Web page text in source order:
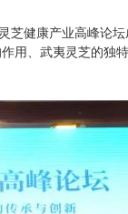
健康产业高峰论坛
用、武夷灵芝的独